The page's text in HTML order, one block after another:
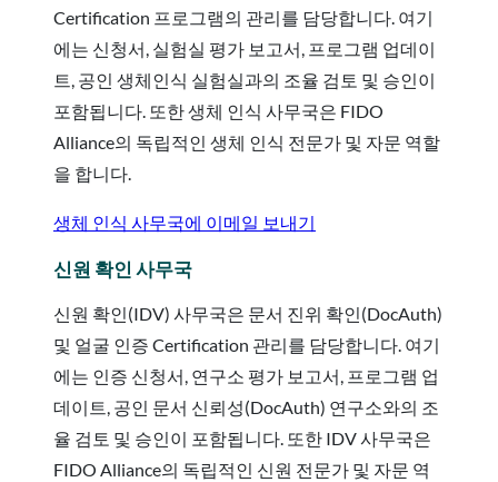
Certification 프로그램의 관리를 담당합니다. 여기
에는 신청서, 실험실 평가 보고서, 프로그램 업데이
트, 공인 생체인식 실험실과의 조율 검토 및 승인이
포함됩니다. 또한 생체 인식 사무국은 FIDO
Alliance의 독립적인 생체 인식 전문가 및 자문 역할
을 합니다.
생체 인식 사무국에 이메일 보내기
신원 확인 사무국
신원 확인(IDV) 사무국은 문서 진위 확인(DocAuth)
및 얼굴 인증 Certification 관리를 담당합니다. 여기
에는 인증 신청서, 연구소 평가 보고서, 프로그램 업
데이트, 공인 문서 신뢰성(DocAuth) 연구소와의 조
율 검토 및 승인이 포함됩니다. 또한 IDV 사무국은
FIDO Alliance의 독립적인 신원 전문가 및 자문 역